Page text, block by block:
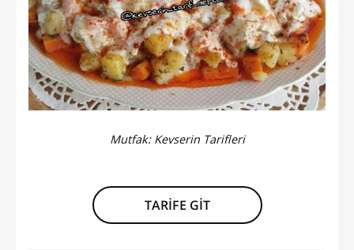
Mutfak: Kevserin Tarifleri
TARİFE GİT